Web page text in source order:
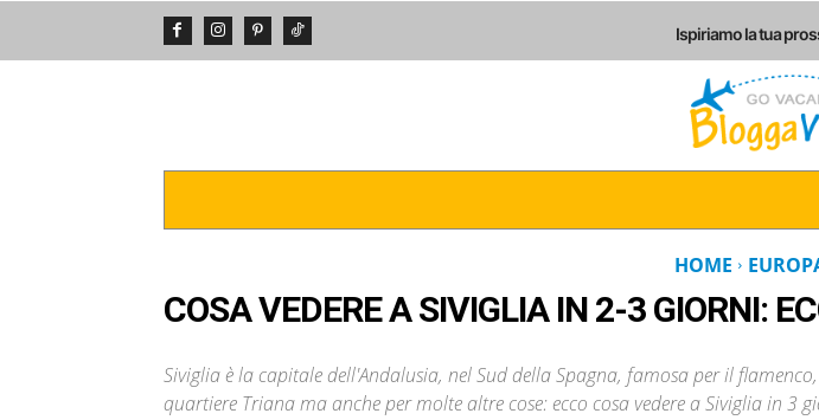
Ispiriamo la tua
HOME
COSA VEDERE A SIVIGLIA IN 2-3 GIORNI:
Siviglia è la capitale dell'Andalusia, nel Sud della Spagna, famosa per il
quartiere Triana ma anche per molte altre cose: ecco cosa vedere a Siviglia in 3